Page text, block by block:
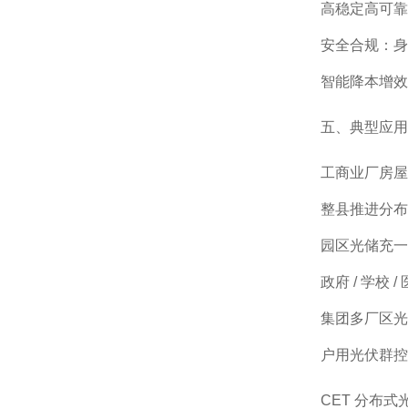
高稳定高可
安全合规：
智能降本增
五、典型应
工商业厂房
整县推进分
园区光储充
政府 / 学校 /
集团多厂区
户用光伏群
CET 分布式